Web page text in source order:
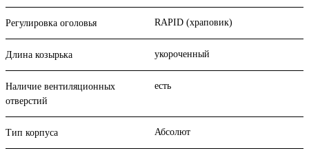
Регулировка оголовья RAPID (храповик)
Длина козырька укороченный
Наличие вентиляционных
отверстий
есть
Тип корпуса Абсолют